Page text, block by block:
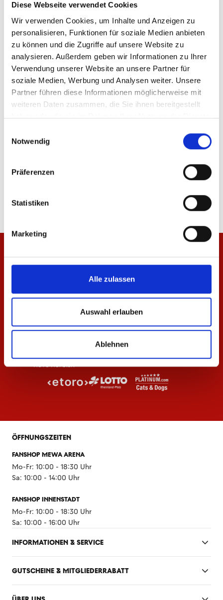
Diese Webseite verwendet Cookies
Wir verwenden Cookies, um Inhalte und Anzeigen zu
personalisieren, Funktionen für soziale Medien anbieten
zu können und die Zugriffe auf unsere Website zu
analysieren. Außerdem geben wir Informationen zu Ihrer
Verwendung unserer Website an unsere Partner für
soziale Medien, Werbung und Analysen weiter. Unsere
Partner führen diese Informationen möglicherweise mit
weiteren Daten zusammen, die Sie ihnen bereitgestellt
haben oder die sie im Rahmen Ihrer Nutzung der Dienste
Notwendig
Präferenzen
Statistiken
Marketing
Alle zulassen
Auswahl erlauben
Ablehnen
Produktdetails
ÄHNLICHE PRODUKTE
T-Shirt Basic Damen Polo 1905 Herren
ÖFFNUNGSZEITEN
FANSHOP MEWA ARENA
Mo-Fr: 10:00 - 18:30 Uhr
Sa: 10:00 - 14:00 Uhr
FANSHOP INNENSTADT
Mo-Fr: 10:00 - 18:30 Uhr
Sa: 10:00 - 16:00 Uhr
INFORMATIONEN & SERVICE
GUTSCHEINE & MITGLIEDERRABATT